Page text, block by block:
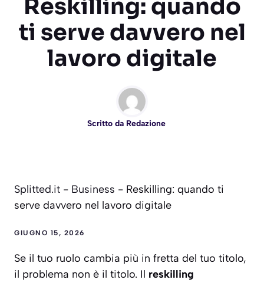
Reskilling: quando
ti serve davvero nel
lavoro digitale
Scritto da Redazione
Splitted.it - Business - Reskilling: quando ti
serve davvero nel lavoro digitale
GIUGNO 15, 2026
Se il tuo ruolo cambia più in fretta del tuo titolo,
il problema non è il titolo. Il reskilling